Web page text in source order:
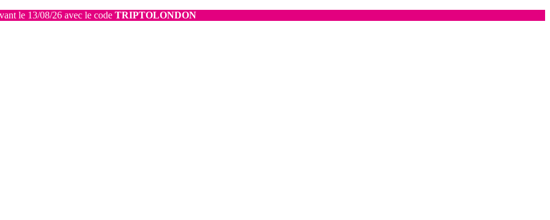
le 13/08/26 avec le code TRIPTOLONDON